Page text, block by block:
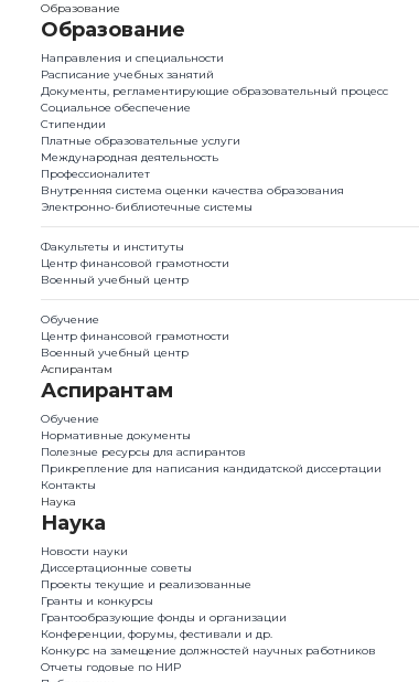
Образование
Образование
Направления и специальности
Расписание учебных занятий
Документы, регламентирующие образовательный процесс
Социальное обеспечение
Стипендии
Платные образовательные услуги
Международная деятельность
Профессионалитет
Внутренняя система оценки качества образования
Электронно-библиотечные системы
Факультеты и институты
Центр финансовой грамотности
Военный учебный центр
Обучение
Центр финансовой грамотности
Военный учебный центр
Аспирантам
Аспирантам
Обучение
Нормативные документы
Полезные ресурсы для аспирантов
Прикрепление для написания кандидатской диссертации
Контакты
Наука
Наука
Новости науки
Диссертационные советы
Проекты текущие и реализованные
Гранты и конкурсы
Грантообразующие фонды и организации
Конференции, форумы, фестивали и др.
Конкурс на замещение должностей научных работников
Отчеты годовые по НИР